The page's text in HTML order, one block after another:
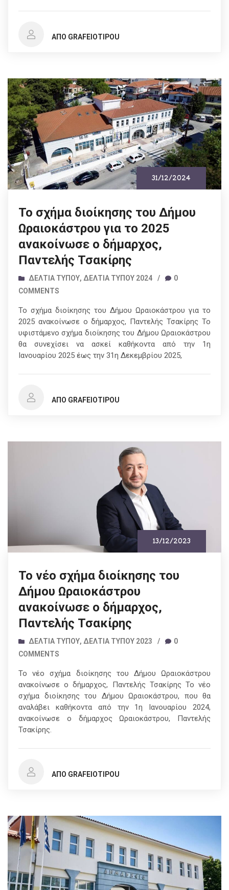
ΑΠΌ GRAFEIOTIPOU
31/12/2024
Το σχήμα διοίκησης του Δήμου
Ωραιοκάστρου για το 2025
ανακοίνωσε ο δήμαρχος,
Παντελής Τσακίρης
ΔΕΛΤΊΑ ΤΎΠΟΥ, ΔΕΛΤΊΑ ΤΎΠΟΥ 2024 /
0
COMMENTS
Το σχήμα διοίκησης του Δήμου Ωραιοκάστρου για το
2025 ανακοίνωσε ο δήμαρχος, Παντελής Τσακίρης Το
υφιστάμενο σχήμα διοίκησης του Δήμου Ωραιοκάστρου
θα συνεχίσει να ασκεί καθήκοντα από την 1η
Ιανουαρίου 2025 έως την 31η Δεκεμβρίου 2025,
ΑΠΌ GRAFEIOTIPOU
13/12/2023
Το νέο σχήμα διοίκησης του
Δήμου Ωραιοκάστρου
ανακοίνωσε ο δήμαρχος,
Παντελής Τσακίρης
ΔΕΛΤΊΑ ΤΎΠΟΥ, ΔΕΛΤΊΑ ΤΎΠΟΥ 2023 /
0
COMMENTS
Το νέο σχήμα διοίκησης του Δήμου Ωραιοκάστρου
ανακοίνωσε ο δήμαρχος, Παντελής Τσακίρης Το νέο
σχήμα διοίκησης του Δήμου Ωραιοκάστρου, που θα
αναλάβει καθήκοντα από την 1η Ιανουαρίου 2024,
ανακοίνωσε ο δήμαρχος Ωραιοκάστρου, Παντελής
Τσακίρης.
ΑΠΌ GRAFEIOTIPOU